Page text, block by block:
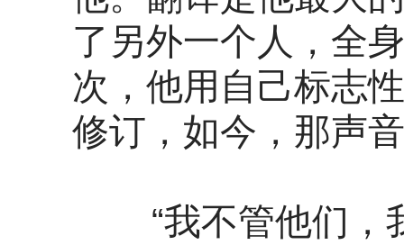
了另外一个人，全
次，他用自己标志
修订，如今，那声
“我不管他们，我